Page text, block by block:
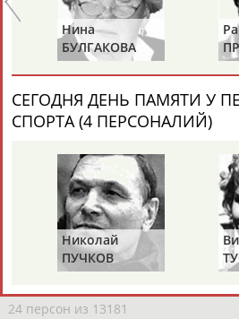
Рамазан
АБДУЛАЕВ
Тагир
АБДУЛАЕВ
Камалудин
АБДУЛДАУДОВ
Абдула
АБДУЛЖАЛИЛОВ
24 персон из 13181
ЕЩЁ
Нина
БУЛГАКОВА
СЕГОДНЯ ДЕНЬ ПАМЯТИ У
СПОРТА (4 ПЕРСОНАЛИЙ)
Николай
ПУЧКОВ